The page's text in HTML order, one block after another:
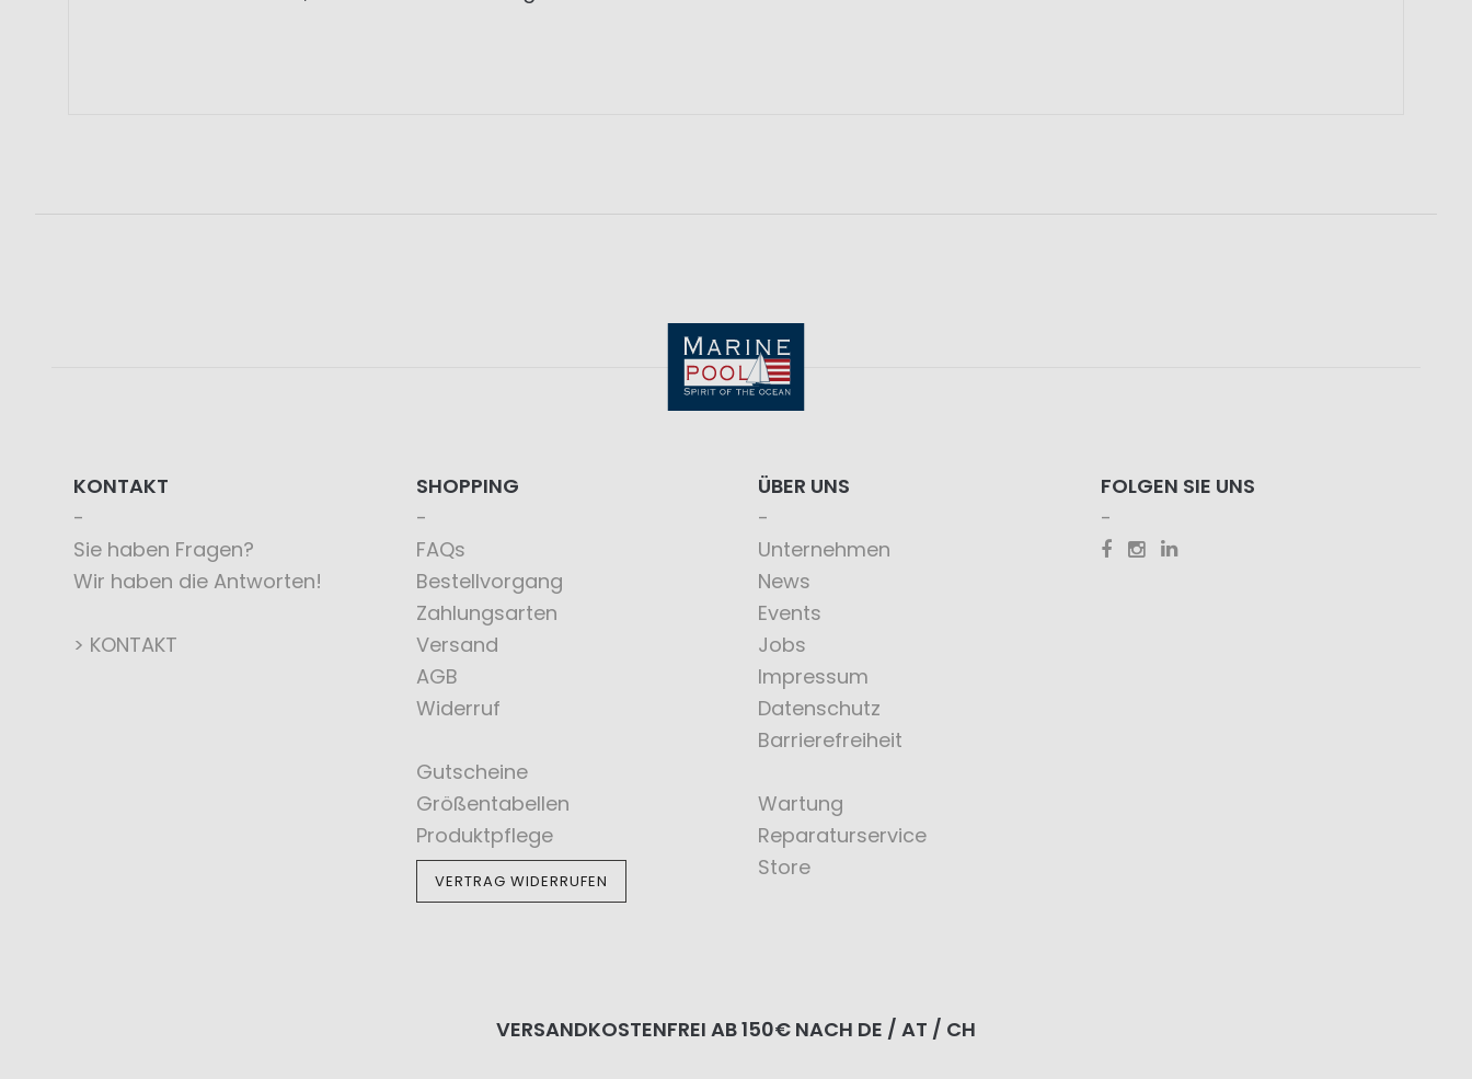
KONTAKT
Sie haben Fragen?
Wir haben die Antworten!
> KONTAKT
SHOPPING
FAQs
Bestellvorgang
Zahlungsarten
Versand
AGB
Widerruf
Gutscheine
Größentabellen
Produktpflege
VERTRAG WIDERRUFEN
ÜBER UNS
Unternehmen
News
Events
Jobs
Impressum
Datenschutz
Barrierefreiheit
Wartung
Reparaturservice
Store
FOLGEN SIE UNS
VERSANDKOSTENFREI AB 150€ NACH DE / AT / CH